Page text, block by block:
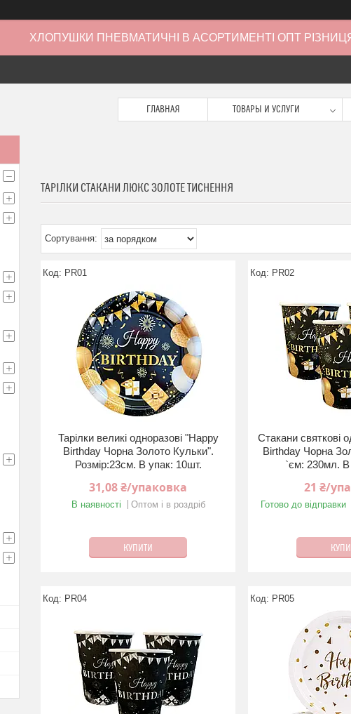
ХЛОПУШКИ ПНЕВМАТИЧНІ В АСОРТИМЕНТІ ОПТ
ГЛАВНАЯ ТОВАРЫ И УСЛУГИ
ТАРІЛКИ СТАКАНИ ЛЮКС ЗОЛОТЕ ТИСНЕННЯ
PR01
Тарілки великі одноразові "Happy
Birthday Чорна Золото Кульки".
Розмір:23см. В упак: 10шт.
31,08 ₴/упаковка
В наявності Оптом і в роздріб
КУПИТИ
PR02
Стакани святкові
Birthday Чорна
`єм: 230мл. В
21 ₴/
Готово до відправки
PR04 PR05